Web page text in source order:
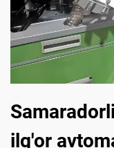
ilg'or